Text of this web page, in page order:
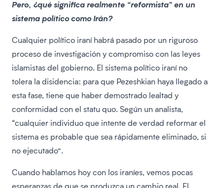
Pero, ¿qué significa realmente “reformista” en un
sistema político como Irán?
Cualquier político iraní habrá pasado por un riguroso
proceso de investigación y compromiso con las leyes
islamistas del gobierno. El sistema político iraní no
tolera la disidencia: para que Pezeshkian haya llegado a
esta fase, tiene que haber demostrado lealtad y
conformidad con el statu quo. Según un analista,
“cualquier individuo que intente de verdad reformar el
sistema es probable que sea rápidamente eliminado, si
no ejecutado”.
Cuando hablamos hoy con los iraníes, vemos pocas
esperanzas de que se produzca un cambio real. El